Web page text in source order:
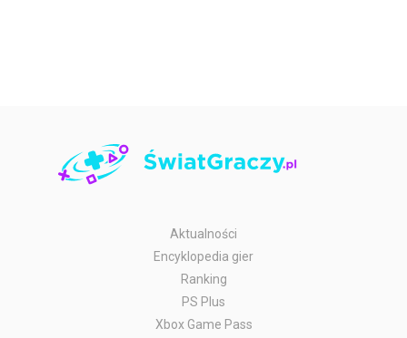
Aktualności
Encyklopedia gier
Ranking
PS Plus
Xbox Game Pass